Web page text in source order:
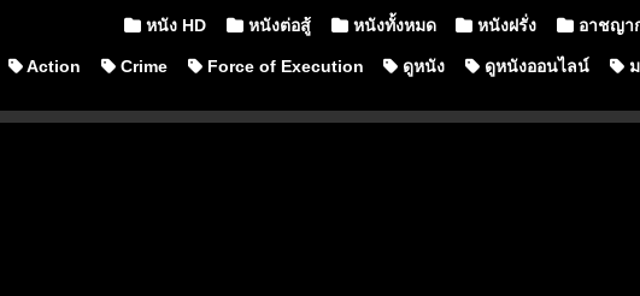
Posted in
หนัง HD หนังต่อสู้ หนังทั้งหมด หนังฝรั่ง อาชญา
Action Crime Force of Execution ดูหนัง ดูหนังออนไลน์ ม